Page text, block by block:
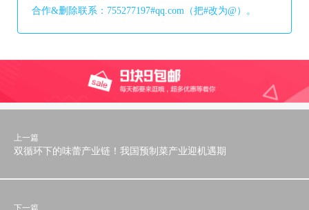
合作&删除联系：755277197#qq.com（把#改为@）。
上一篇
双循环下的味蕾产业链！我国预制菜产业迎机遇期
下一篇